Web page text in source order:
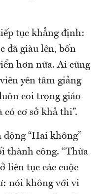
tục khẳng định:
đã giàu lên, bốn
hơn nữa. Ai cũng
yên tâm giảng
coi trọng giáo
cơ sở khả thi”.
động “Hai không”
thành công. “Thừa
liên tục các cuộc
nói không với vi